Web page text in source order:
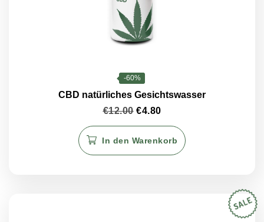
-60%
CBD natürliches Gesichtswasser
€12.00 Ursprünglicher
€12.00
€4.80Aktueller
€4.80.
In den Warenkorb